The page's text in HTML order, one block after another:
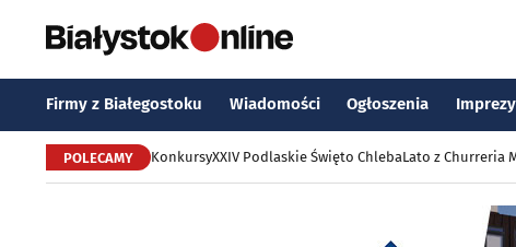
Firmy z Białegostoku Wiadomości Ogłoszenia Imprezy
POLECAMY KonkursyXXIV Podlaskie Święto ChlebaLato z Churreria